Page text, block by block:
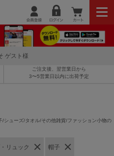
ゲスト様
ご注文後、翌営業日から
3〜5営業日以内に出荷予定
シューズ/タオル/その他雑貨/ファッション小物の
リュック 帽子